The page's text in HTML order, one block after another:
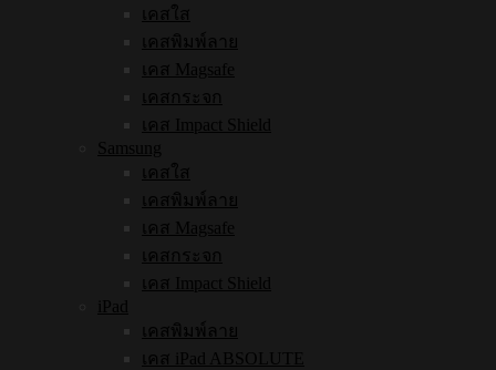
เคสใส
เคสพิมพ์ลาย
เคส Magsafe
เคสกระจก
เคส Impact Shield
Samsung
เคสใส
เคสพิมพ์ลาย
เคส Magsafe
เคสกระจก
เคส Impact Shield
iPad
เคสพิมพ์ลาย
เคส iPad ABSOLUTE